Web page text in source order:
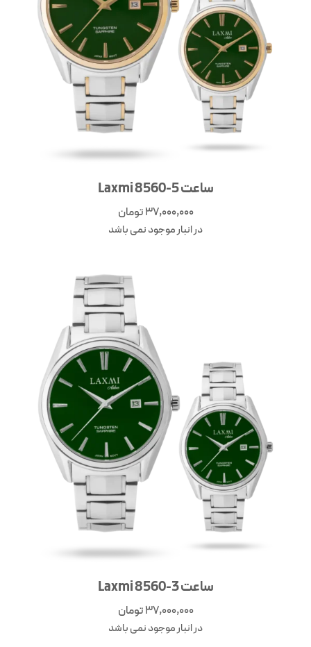
ساعت Laxmi 8560-5
37,000,000تومان
در انبار موجود نمی باشد
ساعت Laxmi 8560-3
37,000,000تومان
در انبار موجود نمی باشد